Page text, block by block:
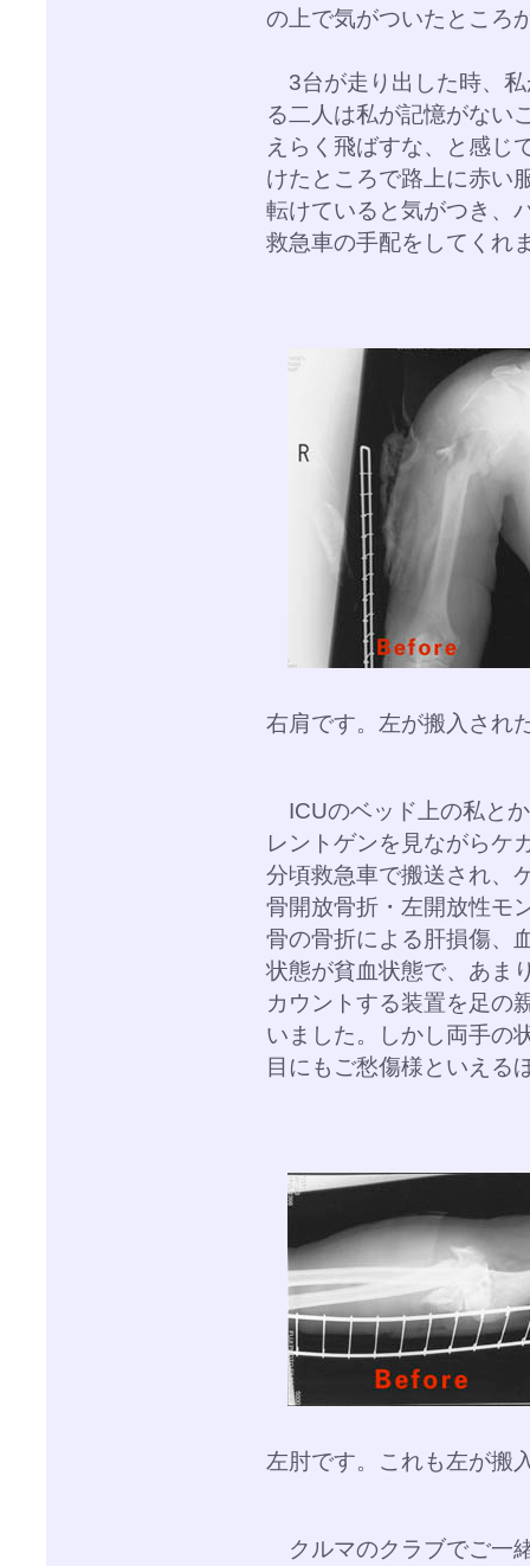
の上で気がついたところ
3台が走り出した時、
る二人は私が記憶がない
えらく飛ばすな、と感じ
けたところで路上に赤い
転けていると気がつき、
救急車の手配をしてくれ
右肩です。左が搬入され
ICUのベッド上の私と
レントゲンを見ながらケ
分頃救急車で搬送され、
骨開放骨折・左開放性モ
骨の骨折による肝損傷、
状態が貧血状態で、あま
カウントする装置を足の
いました。しかし両手の
目にもご愁傷様といえる
左肘です。これも左が搬
クルマのクラブでご一